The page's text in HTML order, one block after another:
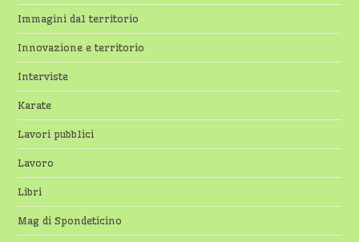
Immagini dal territorio
Innovazione e territorio
Interviste
Karate
Lavori pubblici
Lavoro
Libri
Mag di Spondeticino